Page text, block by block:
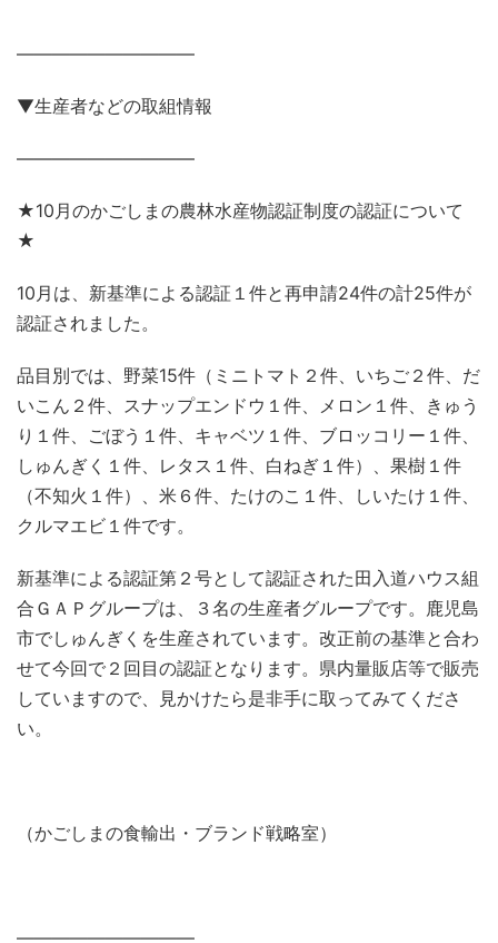
——————————
▼生産者などの取組情報
——————————
★10月のかごしまの農林水産物認証制度の認証について
★
10月は、新基準による認証１件と再申請24件の計25件が
認証されました。
品目別では、野菜15件（ミニトマト２件、いちご２件、だ
いこん２件、スナップエンドウ１件、メロン１件、きゅう
り１件、ごぼう１件、キャベツ１件、ブロッコリー１件、
しゅんぎく１件、レタス１件、白ねぎ１件）、果樹１件
（不知火１件）、米６件、たけのこ１件、しいたけ１件、
クルマエビ１件です。
新基準による認証第２号として認証された田入道ハウス組
合ＧＡＰグループは、３名の生産者グループです。鹿児島
市でしゅんぎくを生産されています。改正前の基準と合わ
せて今回で２回目の認証となります。県内量販店等で販売
していますので、見かけたら是非手に取ってみてくださ
い。
（かごしまの食輸出・ブランド戦略室）
——————————